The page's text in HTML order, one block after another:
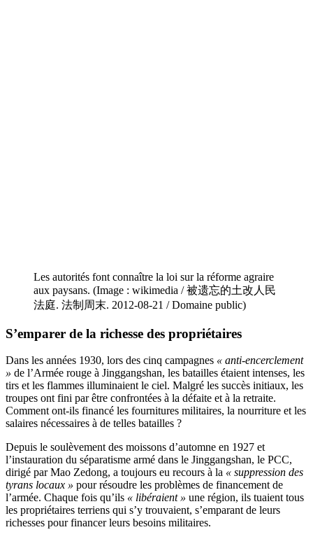
Les autorités font connaître la loi sur la réforme agraire
aux paysans. (Image : wikimedia / 被遗忘的土改人民
法庭. 法制周末. 2012-08-21 / Domaine public)
S’emparer de la richesse des propriétaires
Dans les années 1930, lors des cinq campagnes « anti-encerclement
» de l’Armée rouge à Jinggangshan, les batailles étaient intenses, les
tirs et les flammes illuminaient le ciel. Malgré les succès initiaux, les
troupes ont fini par être confrontées à la défaite et à la retraite.
Comment ont-ils financé les fournitures militaires, la nourriture et les
salaires nécessaires à de telles batailles ?
Depuis le soulèvement des moissons d’automne en 1927 et
l’instauration du séparatisme armé dans le Jinggangshan, le PCC,
dirigé par Mao Zedong, a toujours eu recours à la « suppression des
tyrans locaux » pour résoudre les problèmes de financement de
l’armée. Chaque fois qu’ils « libéraient » une région, ils tuaient tous
les propriétaires terriens qui s’y trouvaient, s’emparant de leurs
richesses pour financer leurs besoins militaires.